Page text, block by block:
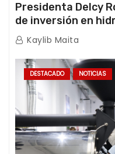
Presidenta Delcy
de inversión en
Africana de Energía
Kaylib Maita
DESTACADO NOTICIAS